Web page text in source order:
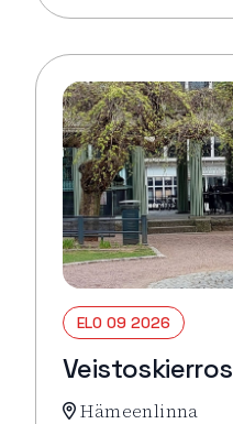
ELO 09 2026
Veistoskierros
Hämeenlinna